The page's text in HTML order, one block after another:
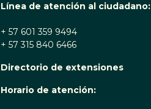
Línea de atención al ciudadano:
+ 57 601 359 9494
+ 57 315 840 6466
Directorio de extensiones
Horario de atención: